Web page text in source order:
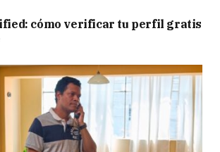
cómo verificar tu perfil gratis